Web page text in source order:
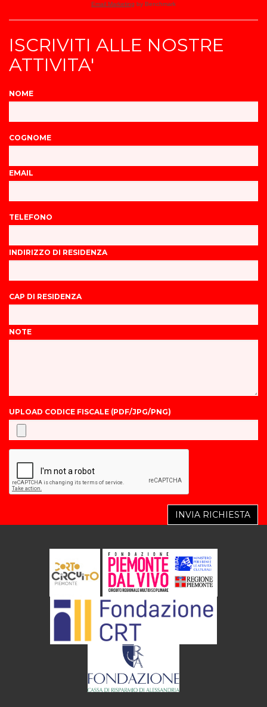
Email Marketing by Benchmark
ISCRIVITI ALLE NOSTRE
ATTIVITA'
NOME
COGNOME
EMAIL
TELEFONO
INDIRIZZO DI RESIDENZA
CAP DI RESIDENZA
NOTE
UPLOAD CODICE FISCALE (PDF/JPG/PNG)
INVIA RICHIESTA